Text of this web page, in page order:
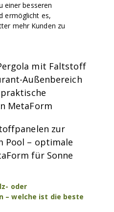
einer besseren
ermöglicht es,
mehr Kunden zu
oder
– welche ist die beste